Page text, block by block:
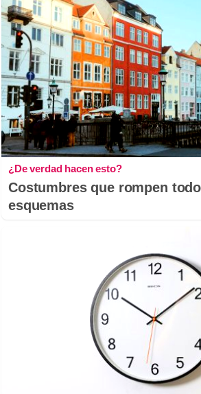
¿De verdad hacen esto?
Costumbres que rompen
esquemas